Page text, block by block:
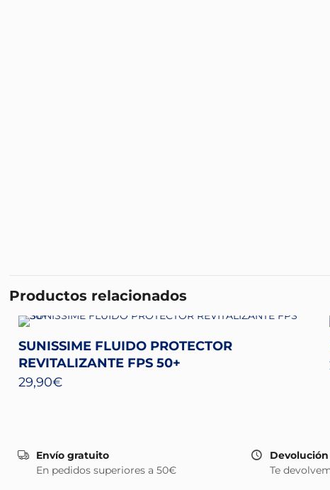
Productos relacionados
SUNISSIME FLUIDO PROTECTOR
REVITALIZANTE FPS 50+
29,90€
Envío gratuito
En pedidos superiores a 50€
Te